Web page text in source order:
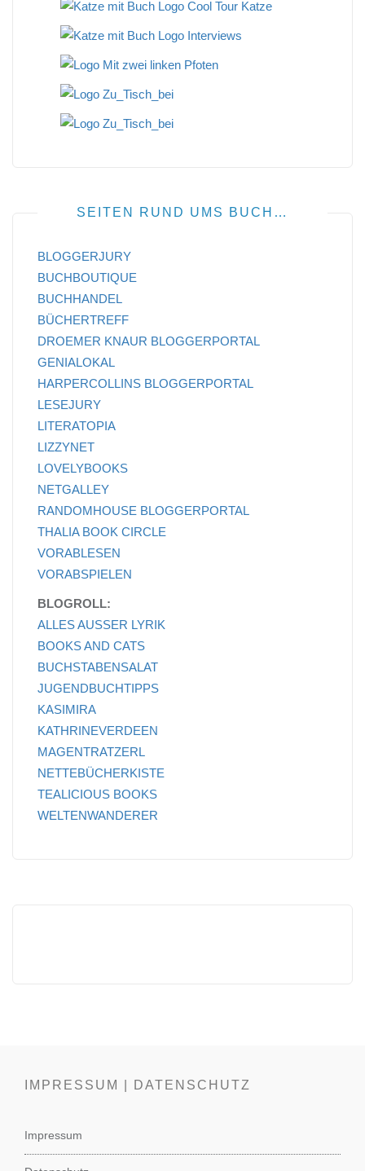
SEITEN RUND UMS BUCH…
BLOGGERJURY
BUCHBOUTIQUE
BUCHHANDEL
BÜCHERTREFF
DROEMER KNAUR BLOGGERPORTAL
GENIALOKAL
HARPERCOLLINS BLOGGERPORTAL
LESEJURY
LITERATOPIA
LIZZYNET
LOVELYBOOKS
NETGALLEY
RANDOMHOUSE BLOGGERPORTAL
THALIA BOOK CIRCLE
VORABLESEN
VORABSPIELEN
BLOGROLL:
ALLES AUSSER LYRIK
BOOKS AND CATS
BUCHSTABENSALAT
JUGENDBUCHTIPPS
KASIMIRA
KATHRINEVERDEEN
MAGENTRATZERL
NETTEBÜCHERKISTE
TEALICIOUS BOOKS
WELTENWANDERER
IMPRESSUM | DATENSCHUTZ
Impressum